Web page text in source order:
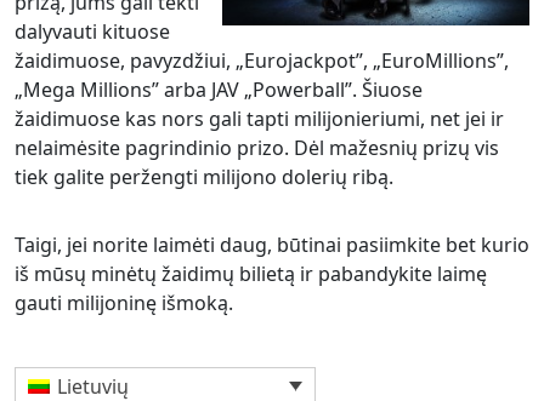
dalyvauti kituose
žaidimuose, pavyzdžiui, „Eurojackpot”, „EuroMillions”,
„Mega Millions” arba JAV „Powerball”. Šiuose
žaidimuose kas nors gali tapti milijonieriumi, net jei ir
nelaimėsite pagrindinio prizo. Dėl mažesnių prizų vis
tiek galite peržengti milijono dolerių ribą.
Taigi, jei norite laimėti daug, būtinai pasiimkite bet kurio
iš mūsų minėtų žaidimų bilietą ir pabandykite laimę
gauti milijoninę išmoką.
Lietuvių